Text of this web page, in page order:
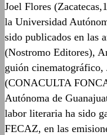
Joel Flores
la Universidad
sido publicados en las
(Nostromo Editores),
guión cinematográfico,
(CONACULTA
Autónoma de
labor literaria ha sido
FECAZ, en las